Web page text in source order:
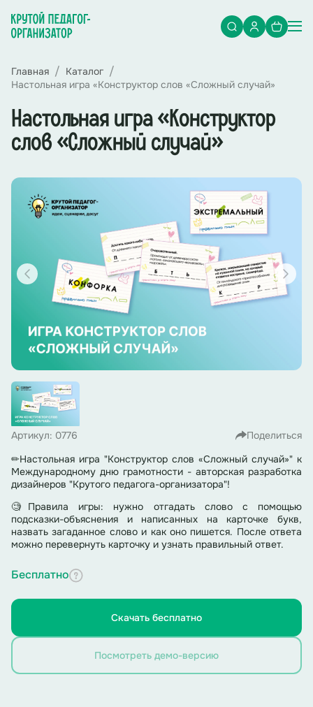
Главная
Каталог
Настольная игра «Конструктор слов «Сложный случай»
Настольная игра «Конструктор
слов «Сложный случай»
Артикул: 0776
Поделиться
✏Настольная игра "Конструктор слов «Сложный случай»" к
Международному дню грамотности - авторская разработка
дизайнеров "Крутого педагога-организатора"!
🧐Правила игры: нужно отгадать слово с помощью
подсказки-объяснения и написанных на карточке букв,
назвать загаданное слово и как оно пишется. После ответа
можно перевернуть карточку и узнать правильный ответ.
Бесплатно
Скачать бесплатно
Посмотреть демо-версию